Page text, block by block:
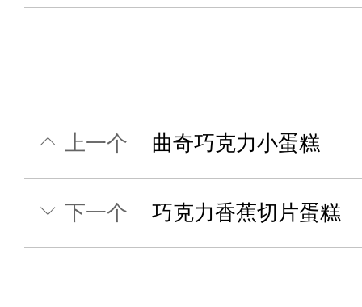
上一个 曲奇巧克力小蛋糕
下一个 巧克力香蕉切片蛋糕